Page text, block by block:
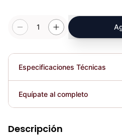
1
Especificaciones Técnicas
Dimensiones
Profundidad:
Alto 1
Equípate al completo
Descripción